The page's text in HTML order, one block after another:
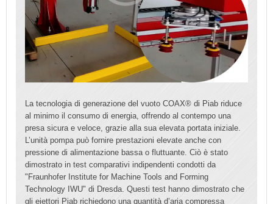
La tecnologia di generazione del vuoto COAX® di Piab riduce
al minimo il consumo di energia, offrendo al contempo una
presa sicura e veloce, grazie alla sua elevata portata iniziale.
L’unità pompa può fornire prestazioni elevate anche con
pressione di alimentazione bassa o fluttuante. Ciò è stato
dimostrato in test comparativi indipendenti condotti da
"Fraunhofer Institute for Machine Tools and Forming
Technology IWU" di Dresda. Questi test hanno dimostrato che
gli eiettori Piab richiedono una quantità d’aria compressa